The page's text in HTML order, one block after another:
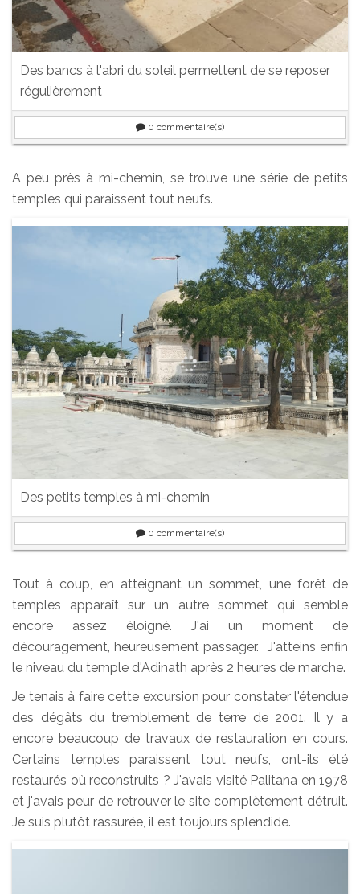
Des bancs à l'abri du soleil permettent de se reposer
régulièrement
0 commentaire(s)
A peu près à mi-chemin, se trouve une série de petits
temples qui paraissent tout neufs.
Des petits temples à mi-chemin
0 commentaire(s)
Tout à coup, en atteignant un sommet, une forêt de
temples apparaît sur un autre sommet qui semble
encore assez éloigné. J'ai un moment de
découragement, heureusement passager. J'atteins enfin
le niveau du temple d'Adinath après 2 heures de marche.
Je tenais à faire cette excursion pour constater l'étendue
des dégâts du tremblement de terre de 2001. Il y a
encore beaucoup de travaux de restauration en cours.
Certains temples paraissent tout neufs, ont-ils été
restaurés où reconstruits ? J'avais visité Palitana en 1978
et j'avais peur de retrouver le site complètement détruit.
Je suis plutôt rassurée, il est toujours splendide.